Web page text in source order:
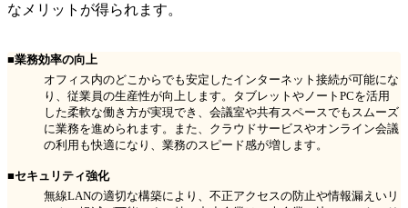
なメリットが得られます。
■業務効率の向上
オフィス内のどこからでも安定したインターネット接続が可能にな
り、従業員の生産性が向上します。タブレットやノートPCを活用
した柔軟な働き方が実現でき、会議室や共有スペースでもスムーズ
に業務を進められます。また、クラウドサービスやオンライン会議
の利用も快適になり、業務のスピード感が増します。
■セキュリティ強化
無線LANの適切な構築により、不正アクセスの防止や情報漏えいリ